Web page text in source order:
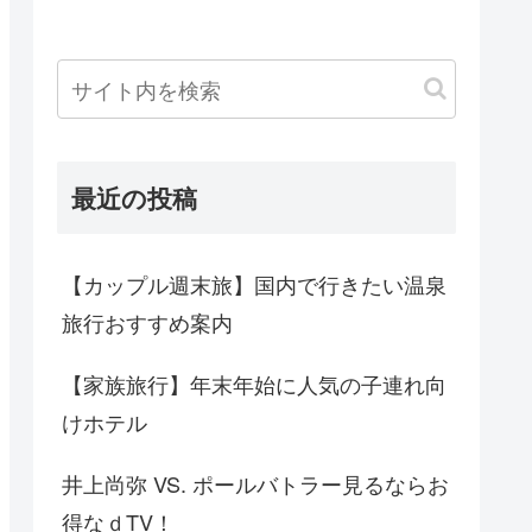
最近の投稿
【カップル週末旅】国内で行きたい温泉
旅行おすすめ案内
【家族旅行】年末年始に人気の子連れ向
けホテル
井上尚弥 VS. ポールバトラー見るならお
得なｄTV！